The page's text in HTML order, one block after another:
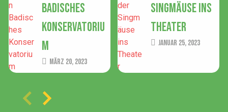
Badisches
Konservatoriu
m
März 20, 2023
Singmäuse ins
Theater
Januar 25, 2023